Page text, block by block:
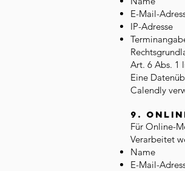
E-Mail-
IP-Adresse
Art. 6 Abs. 1
Eine
Calendly
9.
Für Online-
Verarbeitet
Name
E-Mail-